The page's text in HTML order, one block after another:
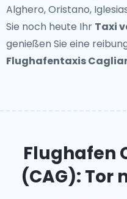
Alghero, Oristano,
Sie noch heute Ihr Taxi
genießen Sie eine
Flughafentaxis
Flughafen
(CAG): Tor